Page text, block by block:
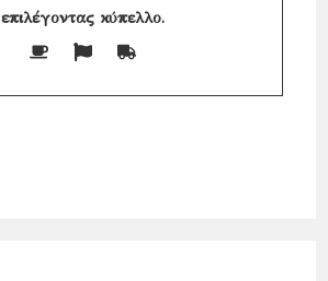
επιλέγονταςκύπελλο.